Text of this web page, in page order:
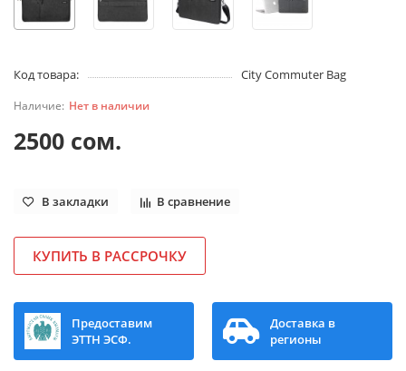
Код товара: City Commuter Bag
Нет в наличии
2500 сом.
В закладки В сравнение
КУПИТЬ В РАССРОЧКУ
Предоставим
ЭТТН ЭСФ.
Доставка в
регионы